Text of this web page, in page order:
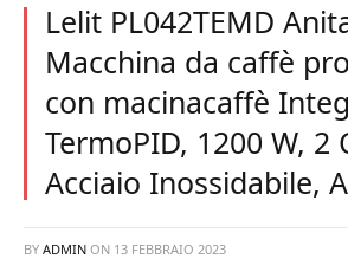
Lelit PL042TEMD
Macchina da caffè
con macinacaffè
TermoPID, 1200 W, 2
Acciaio Inossidabile,
BY ADMIN ON 13 FEBBRAIO 2023